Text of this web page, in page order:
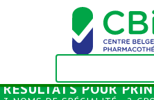
RÉSULTATS POUR